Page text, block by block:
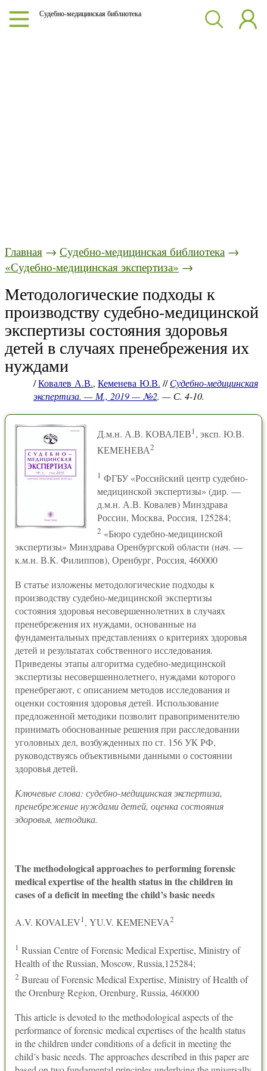
Судебно-медицинская библиотека
Главная → Судебно-медицинская библиотека →
«Судебно-медицинская экспертиза» →
Методологические подходы к
производству судебно-медицинской
экспертизы состояния здоровья
детей в случаях пренебрежения их
нуждами
/Ковалев А.В., Кеменева Ю.В. //Судебно-медицинская
экспертиза. — М., 2019 — №2. — С. 4-10.
Д.м.н. А.В. КОВАЛЕВ1, эксп. Ю.В.
КЕМЕНЕВА2
1 ФГБУ «Российский центр судебно-
медицинской экспертизы» (дир. —
д.м.н. А.В. Ковалев) Минздрава
России, Москва, Россия, 125284;
2 «Бюро судебно-медицинской
экспертизы» Минздрава Оренбургской области (нач. —
к.м.н. В.К. Филиппов), Оренбург, Россия, 460000
В статье изложены методологические подходы к
производству судебно-медицинской экспертизы
состояния здоровья несовершеннолетних в случаях
пренебрежения их нуждами, основанные на
фундаментальных представлениях о критериях здоровья
детей и результатах собственного исследования.
Приведены этапы алгоритма судебно-медицинской
экспертизы несовершеннолетнего, нуждами которого
пренебрегают, с описанием методов исследования и
оценки состояния здоровья детей. Использование
предложенной методики позволит правоприменителю
принимать обоснованные решения при расследовании
уголовных дел, возбужденных по ст. 156 УК РФ,
руководствуясь объективными данными о состоянии
здоровья детей.
Ключевые слова: судебно-медицинская экспертиза,
пренебрежение нуждами детей, оценка состояния
здоровья, методика.
The methodological approaches to performing forensic
medical expertise of the health status in the children in
cases of a deficit in meeting the child’s basic needs
A.V. KOVALEV1, YU.V. KEMENEVA2
1 Russian Centre of Forensic Medical Expertise, Ministry of
Health of the Russian, Moscow, Russia,125284;
2 Bureau of Forensic Medical Expertise, Ministry of Health of
the Orenburg Region, Orenburg, Russia, 460000
This article is devoted to the methodological aspects of the
performance of forensic medical expertises of the health status
in the children under conditions of a deficit in meeting the
child’s basic needs. The approaches described in this paper are